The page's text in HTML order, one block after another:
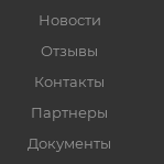
Новости
Отзывы
Контакты
Партнеры
Документы